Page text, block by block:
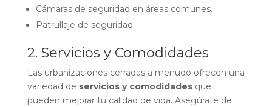
Cámaras de seguridad en áreas comunes.
Patrullaje de seguridad.
2. Servicios y Comodidades
Las urbanizaciones cerradas a menudo ofrecen una
variedad de servicios y comodidadesque
pueden mejorar tu calidad de vida. Asegúrate de